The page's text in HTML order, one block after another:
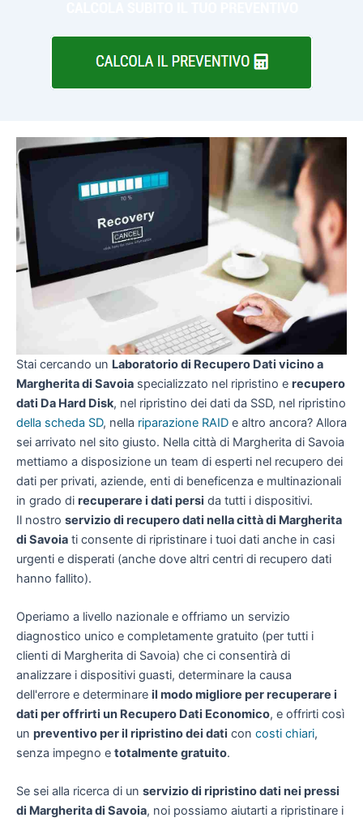
Stai cercando un Laboratorio di Recupero Dati vicino a
Margherita di Savoia specializzato nel ripristino e recupero
dati Da Hard Disk, nel ripristino dei dati da SSD, nel ripristino
della scheda SD, nella riparazione RAID e altro ancora? Allora
sei arrivato nel sito giusto. Nella città di Margherita di Savoia
mettiamo a disposizione un team di esperti nel recupero dei
dati per privati, aziende, enti di beneficenza e multinazionali
in grado di recuperare i dati persi da tutti i dispositivi.
Il nostro servizio di recupero dati nella città di Margherita
di Savoia ti consente di ripristinare i tuoi dati anche in casi
urgenti e disperati (anche dove altri centri di recupero dati
hanno fallito).
Operiamo a livello nazionale e offriamo un servizio
diagnostico unico e completamente gratuito (per tutti i
clienti di Margherita di Savoia) che ci consentirà di
analizzare i dispositivi guasti, determinare la causa
dell'errore e determinare il modo migliore per recuperare i
dati per offrirti un Recupero Dati Economico, e offrirti così
un preventivo per il ripristino dei dati con costi chiari,
senza impegno e totalmente gratuito.
Se sei alla ricerca di un servizio di ripristino dati nei pressi
di Margherita di Savoia, noi possiamo aiutarti a ripristinare i